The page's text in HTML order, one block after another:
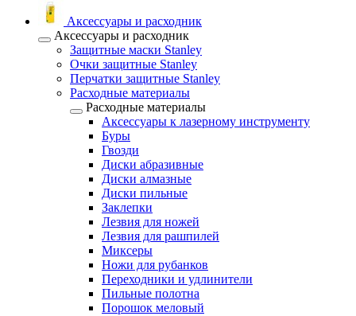
Аксессуары и расходник
Аксессуары и расходник
Защитные маски Stanley
Очки защитные Stanley
Перчатки защитные Stanley
Расходные материалы
Расходные материалы
Аксессуары к лазерному инструменту
Буры
Гвозди
Диски абразивные
Диски алмазные
Диски пильные
Заклепки
Лезвия для ножей
Лезвия для рашпилей
Миксеры
Ножи для рубанков
Переходники и удлинители
Пильные полотна
Порошок меловый